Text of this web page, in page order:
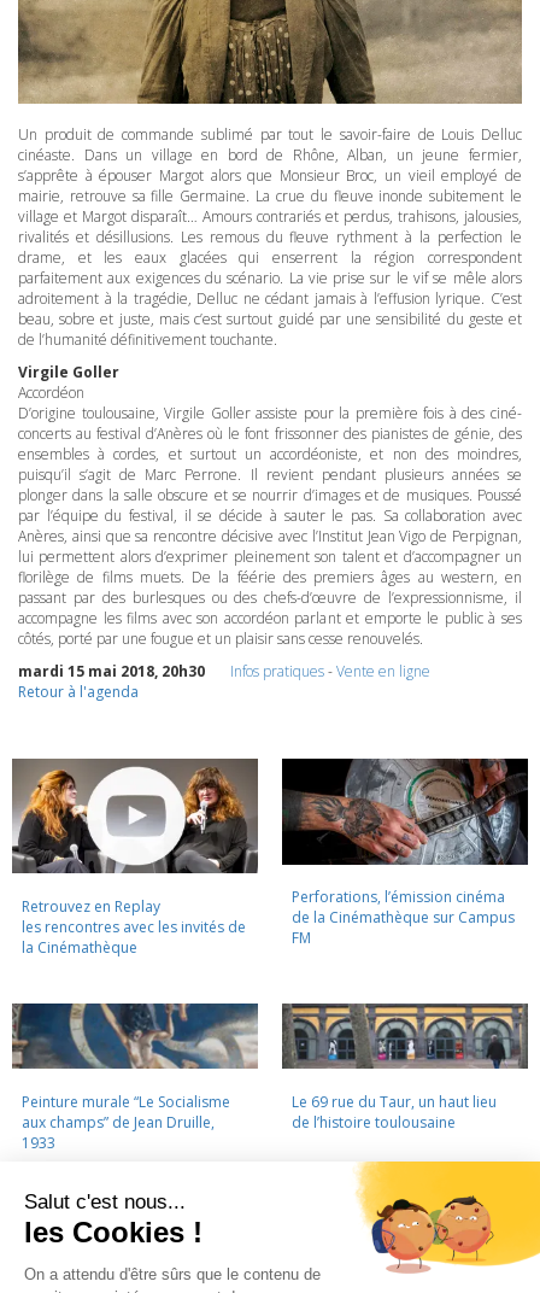
Un produit de commande sublimé par tout le savoir-faire de Louis Delluc
cinéaste. Dans un village en bord de Rhône, Alban, un jeune fermier,
s’apprête à épouser Margot alors que Monsieur Broc, un vieil employé de
mairie, retrouve sa fille Germaine. La crue du fleuve inonde subitement le
village et Margot disparaît… Amours contrariés et perdus, trahisons, jalousies,
rivalités et désillusions. Les remous du fleuve rythment à la perfection le
drame, et les eaux glacées qui enserrent la région correspondent
parfaitement aux exigences du scénario. La vie prise sur le vif se mêle alors
adroitement à la tragédie, Delluc ne cédant jamais à l’effusion lyrique. C’est
beau, sobre et juste, mais c’est surtout guidé par une sensibilité du geste et
de l’humanité définitivement touchante.
Virgile Goller
Accordéon
D’origine toulousaine, Virgile Goller assiste pour la première fois à des ciné-
concerts au festival d’Anères où le font frissonner des pianistes de génie, des
ensembles à cordes, et surtout un accordéoniste, et non des moindres,
puisqu’il s’agit de Marc Perrone. Il revient pendant plusieurs années se
plonger dans la salle obscure et se nourrir d’images et de musiques. Poussé
par l’équipe du festival, il se décide à sauter le pas. Sa collaboration avec
Anères, ainsi que sa rencontre décisive avec l’Institut Jean Vigo de Perpignan,
lui permettent alors d’exprimer pleinement son talent et d’accompagner un
florilège de films muets. De la féérie des premiers âges au western, en
passant par des burlesques ou des chefs-d’œuvre de l’expressionnisme, il
accompagne les films avec son accordéon parlant et emporte le public à ses
côtés, porté par une fougue et un plaisir sans cesse renouvelés.
mardi 15 mai 2018, 20h30
Infos pratiques-Vente en ligne
Retour à l'agenda
Retrouvez en Replay
les rencontres avec les invités de
la Cinémathèque
Perforations, l’émission cinéma
de la Cinémathèque sur Campus
FM
Peinture murale “Le Socialisme
aux champs” de Jean Druille,
1933
Le 69 rue du Taur, un haut lieu
de l’histoire toulousaine